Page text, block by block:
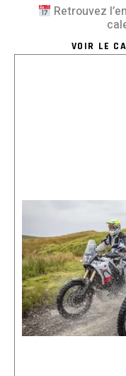
Retrouvez
VOIR LE